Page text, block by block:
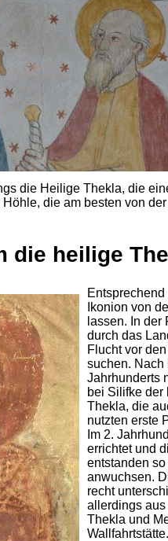
die Heilige Thekla, die
die am besten von
die heilige
Ikonion von
lassen. In
durch das
Flucht vor
suchen. Nach
Jahrhunderts
bei Silifke der
Thekla, die
nutzten erste
Im 2.
errichtet und
entstanden
anwuchsen.
recht
allerdings
Thekla und
Wallfahrtstätte.